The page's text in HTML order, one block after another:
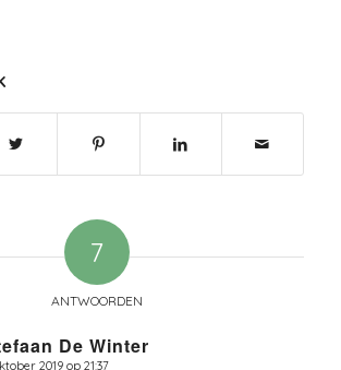
7
ANTWOORDEN
De Winter
2019 op 21:37